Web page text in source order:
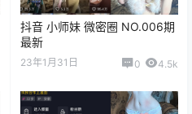
抖音 小师妹 微密圈 NO.006期
最新
23年1月31日 0 4.5k